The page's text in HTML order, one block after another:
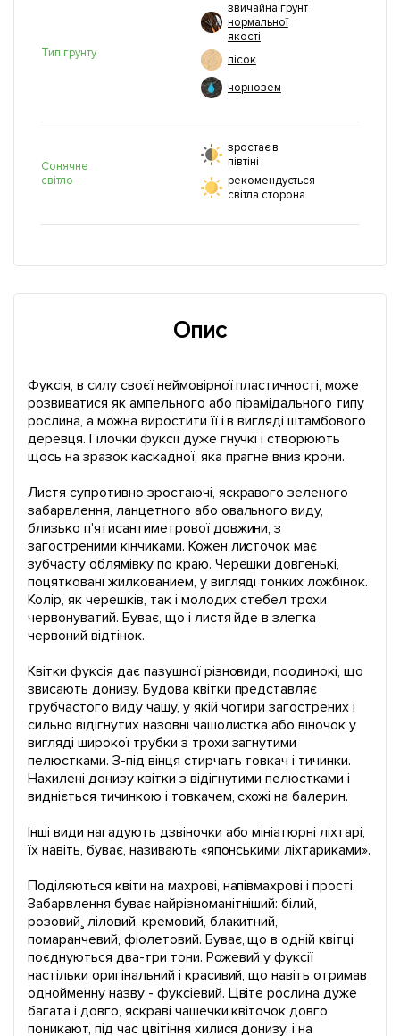
Тип грунту
звичайна грунт
нормальної
якості
пісок
чорнозем
Сонячне
світло
зростає в
півтіні
рекомендується
світла сторона
Опис
Фуксія, в силу своєї неймовірної пластичності, може
розвиватися як ампельного або пірамідального типу
рослина, а можна виростити її і в вигляді штамбового
деревця. Гілочки фуксії дуже гнучкі і створюють
щось на зразок каскадної, яка прагне вниз крони.
Листя супротивно зростаючі, яскравого зеленого
забарвлення, ланцетного або овального виду,
близько п'ятисантиметрової довжини, з
загостреними кінчиками. Кожен листочок має
зубчасту облямівку по краю. Черешки довгенькі,
поцятковані жилкованием, у вигляді тонких ложбінок.
Колір, як черешків, так і молодих стебел трохи
червонуватий. Буває, що і листя йде в злегка
червоний відтінок.
Квітки фуксія дає пазушної різновиди, поодинокі, що
звисають донизу. Будова квітки представляє
трубчастого виду чашу, у якій чотири загострених і
сильно відігнутих назовні чашолистка або віночок у
вигляді широкої трубки з трохи загнутими
пелюстками. З-під вінця стирчать товкач і тичинки.
Нахилені донизу квітки з відігнутими пелюстками і
видніється тичинкою і товкачем, схожі на балерин.
Інші види нагадують дзвіночки або мініатюрні ліхтарі,
їх навіть, буває, називають «японськими ліхтариками».
Поділяються квіти на махрові, напівмахрові і прості.
Забарвлення буває найрізноманітніший: білий,
розовий¸ ліловий, кремовий, блакитний,
помаранчевий, фіолетовий. Буває, що в одній квітці
поєднуються два-три тони. Рожевий у фуксії
настільки оригінальний і красивий, що навіть отримав
однойменну назву - фуксіевий. Цвіте рослина дуже
багата і довго, яскраві чашечки квіточок довго
поникают, під час цвітіння хилися донизу, і на